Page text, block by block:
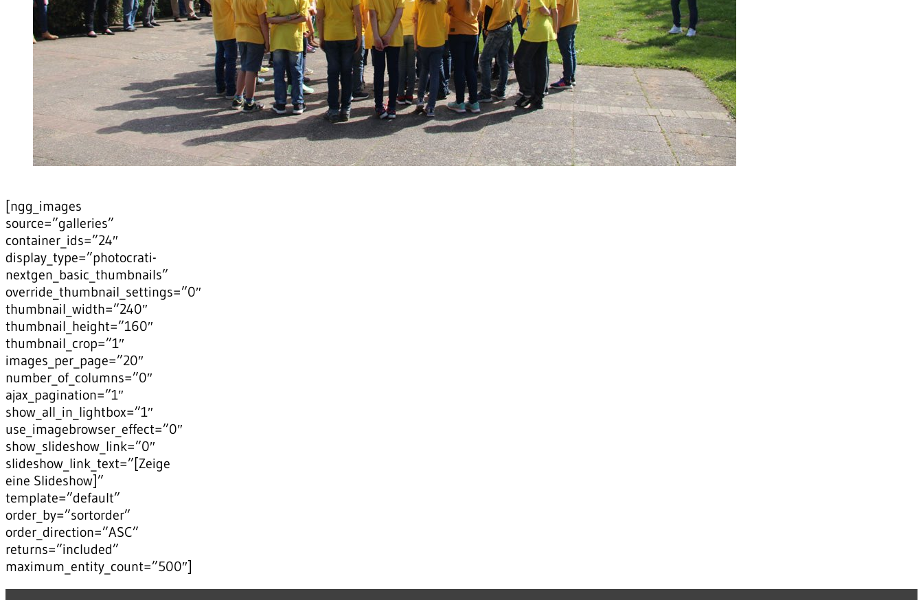
[ngg_images
source=”galleries”
container_ids=”24″
display_type=”photocrati-
nextgen_basic_thumbnails”
override_thumbnail_settings=”0″
thumbnail_width=”240″
thumbnail_height=”160″
thumbnail_crop=”1″
images_per_page=”20″
number_of_columns=”0″
ajax_pagination=”1″
show_all_in_lightbox=”1″
use_imagebrowser_effect=”0″
show_slideshow_link=”0″
slideshow_link_text=”[Zeige
eine Slideshow]”
template=”default”
order_by=”sortorder”
order_direction=”ASC”
returns=”included”
maximum_entity_count=”500″]